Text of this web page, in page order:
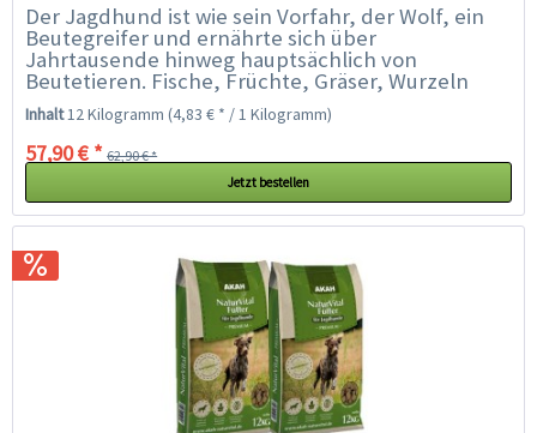
Der Jagdhund ist wie sein Vorfahr, der Wolf, ein
Beutegreifer und ernährte sich über
Jahrtausende hinweg hauptsächlich von
Beutetieren. Fische, Früchte, Gräser, Wurzeln
und Kräuter usw. gehörten -...
Inhalt12 Kilogramm(4,83 € * / 1 Kilogramm)
57,90 € * 62,90 € *
Jetzt bestellen